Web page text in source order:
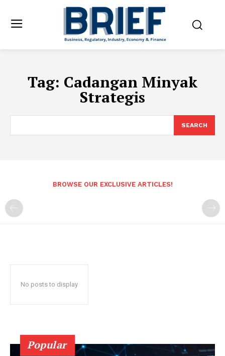
Tag: Cadangan Minyak
Strategis
SEARCH
BROWSE OUR EXCLUSIVE ARTICLES!
No posts to display
Popular